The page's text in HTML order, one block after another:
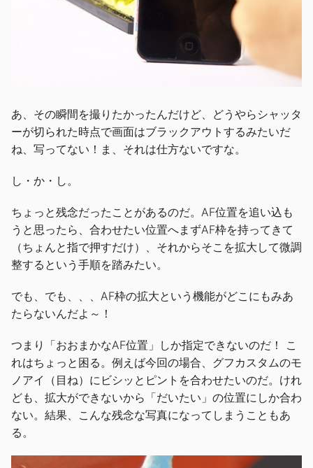
あ、その瞬間を撮りたかったんだけど、どうやらシャッタ
ーが切られた時点で画面はブラックアウトするみたいだ
ね、写ってない！ま、それは仕方ないですな。
し・か・し。
ちょっと残念だったことがあるのだ。AF位置を追い込も
うと思ったら、合わせたい位置へまずAF枠を持ってきて
（ちょんと指で押すだけ）、それからそこを拡大して微調
整するという手順を踏みたい。
でも、でも、、、AF枠の拡大という機能がどこにもみあ
たらないんだよ～！
つまり「おおまかなAF位置」しか指定できないのだ！ こ
れはちょっと困る。例えば今回の場合、グフカスタムのモ
ノアイ（目ね）にビシッとピントを合わせたいのだ。けれ
ども、拡大ができないから「だいたい」の位置にしか合わ
ない。結果、こんな残念な写真になってしまうこともあ
る。